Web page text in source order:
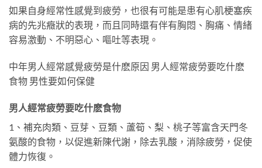
如果自身經常性感覺到疲勞，也很有可能是患有心肌梗塞疾
病的先兆癥狀的表現，而且同時還有伴有胸悶、胸痛、情緒
容易激動、不明惡心、嘔吐等表現。
中年男人經常感覺疲勞是什麽原因 男人經常疲勞要吃什麽
食物 男性要如何保健
男人經常疲勞要吃什麽食物
1、補充肉類、豆芽、豆類、蘆筍、梨、桃子等富含天門冬
氨酸的食物，以促進新陳代謝，除去乳酸，消除疲勞，促使
體力恢復。